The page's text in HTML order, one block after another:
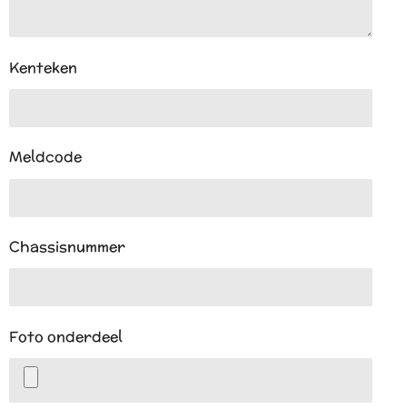
Kenteken
Meldcode
Chassisnummer
Foto onderdeel